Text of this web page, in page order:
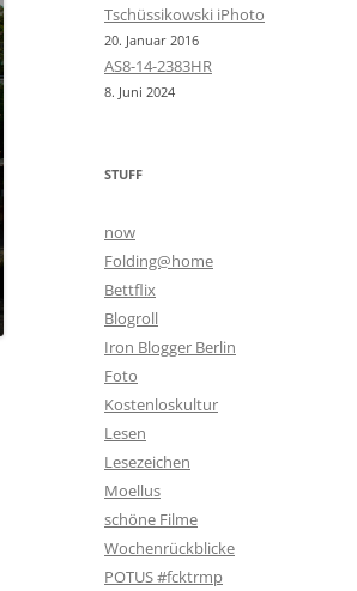
Tschüssikowski iPhoto
20. Januar 2016
AS8-14-2383HR
8. Juni 2024
STUFF
now
Folding@home
Bettflix
Blogroll
Iron Blogger Berlin
Foto
Kostenloskultur
Lesen
Lesezeichen
Moellus
schöne Filme
Wochenrückblicke
POTUS #fcktrmp